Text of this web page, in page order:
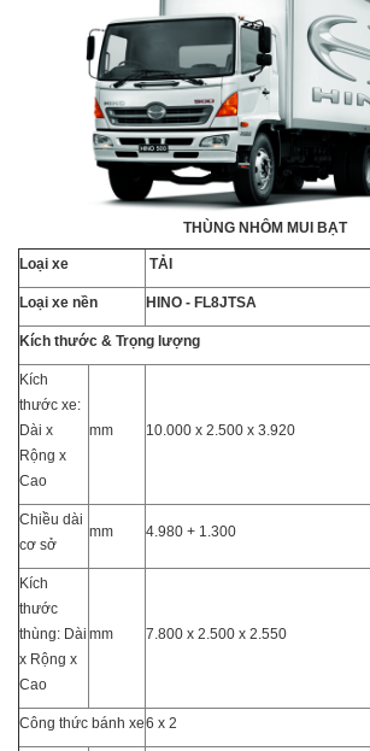
THÙNG NHÔM MUI BẠT
Loại xe TẢI
Loại xe nền HINO - FL8JTSA
Kích thước & Trọng lượng
Kích
thước xe:
Dài x
Rộng x
Cao
mm 10.000 x 2.500 x 3.920
Chiều dài
cơ sở
mm 4.980 + 1.300
Kích
thước
thùng: Dài
x Rộng x
Cao
mm 7.800 x 2.500 x 2.550
Công thức bánh xe6 x 2